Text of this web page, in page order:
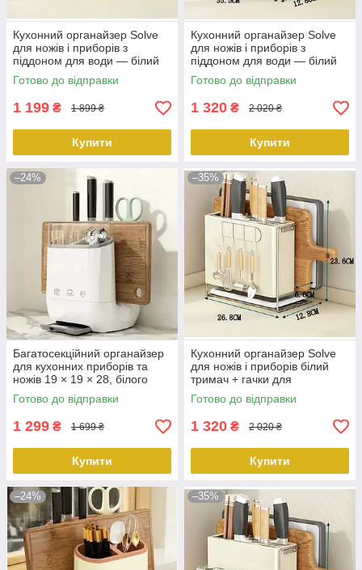
Кухонний органайзер Solve
для ножів і приборів з
піддоном для води — білий
малий тримач для ножів
peremogaua
Готово до відправки
1 199 ₴ 1 899 ₴
Купити
Кухонний органайзер Solve
для ножів і приборів з
піддоном для води — білий
великий тримач для ножів +
підстаканник peremog
Готово до відправки
1 320 ₴ 2 020 ₴
Купити
–24%
Багатосекційний органайзер
для кухонних приборів та
ножів 19 × 19 × 28, білого
кольору KT7007912
peremogaua
Готово до відправки
1 299 ₴ 1 699 ₴
Купити
–35%
Кухонний органайзер Solve
для ножів і приборів білий
тримач + гачки для
аксесуарів KT7007904
peremogaua
Готово до відправки
1 320 ₴ 2 020 ₴
Купити
–24% –35%